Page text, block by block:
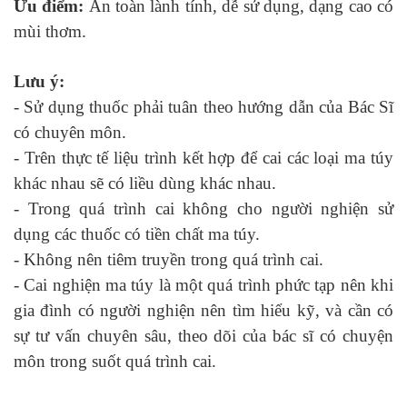
Ưu điểm: An toàn lành tính, dễ sử dụng, dạng cao có
mùi thơm.
Lưu ý:
- Sử dụng thuốc phải tuân theo hướng dẫn của Bác Sĩ
có chuyên môn.
- Trên thực tế liệu trình kết hợp để cai các loại ma túy
khác nhau sẽ có liều dùng khác nhau.
- Trong quá trình cai không cho người nghiện sử
dụng các thuốc có tiền chất ma túy.
- Không nên tiêm truyền trong quá trình cai.
- Cai nghiện ma túy là một quá trình phức tạp nên khi
gia đình có người nghiện nên tìm hiểu kỹ, và cần có
sự tư vấn chuyên sâu, theo dõi của bác sĩ có chuyện
môn trong suốt quá trình cai.